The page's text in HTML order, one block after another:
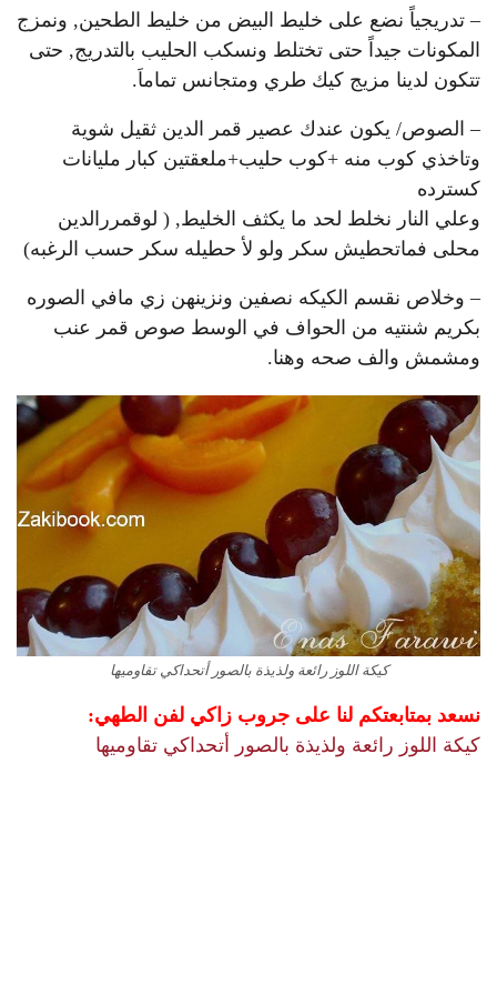
– تدريجياً نضع على خليط البيض من خليط الطحين, ونمزج
المكونات جيداً حتى تختلط ونسكب الحليب بالتدريج, حتى
تتكون لدينا مزيج كيك طري ومتجانس تماماَ.
– الصوص/ يكون عندك عصير قمر الدين ثقيل شوية
وتاخذي كوب منه +كوب حليب+ملعقتين كبار مليانات
كسترده
وعلي النار نخلط لحد ما يكثف الخليط, ( لوقمررالدين
محلى فماتحطيش سكر ولو لأ حطيله سكر حسب الرغبه)
– وخلاص نقسم الكيكه نصفين ونزينهن زي مافي الصوره
بكريم شنتيه من الحواف في الوسط صوص قمر عنب
ومشمش والف صحه وهنا.
كيكة اللوز رائعة ولذيذة بالصور أتحداكي تقاوميها
نسعد بمتابعتكم لنا على جروب زاكي لفن الطهي:
كيكة اللوز رائعة ولذيذة بالصور أتحداكي تقاوميها